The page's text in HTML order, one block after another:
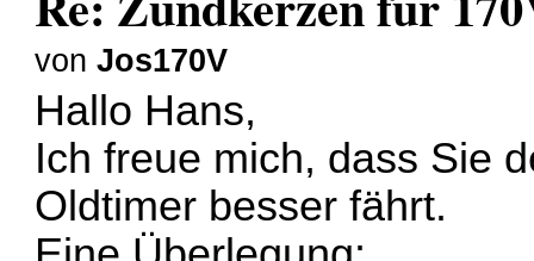
vonJos170V
Hallo Hans,
Ich freue mich, dass Sie
Oldtimer besser fährt.